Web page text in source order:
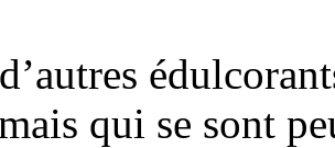
qui se sont